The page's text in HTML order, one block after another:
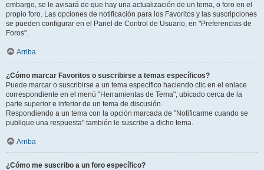
embargo, se le avisará de que hay una actualización de un tema, o foro en el
propio foro. Las opciones de notificación para los Favoritos y las suscripciones
se pueden configurar en el Panel de Control de Usuario, en "Preferencias de
Foros".
Arriba
¿Cómo marcar Favoritos o suscribirse a temas específicos?
Puede marcar o suscribirse a un tema específico haciendo clic en el enlace
correspondiente en el menú "Herramientas de Tema", ubicado cerca de la
parte superior e inferior de un tema de discusión.
Respondiendo a un tema con la opción marcada de "Notificarme cuando se
publique una respuesta" también le suscribe a dicho tema.
Arriba
¿Cómo me suscribo a un foro específico?